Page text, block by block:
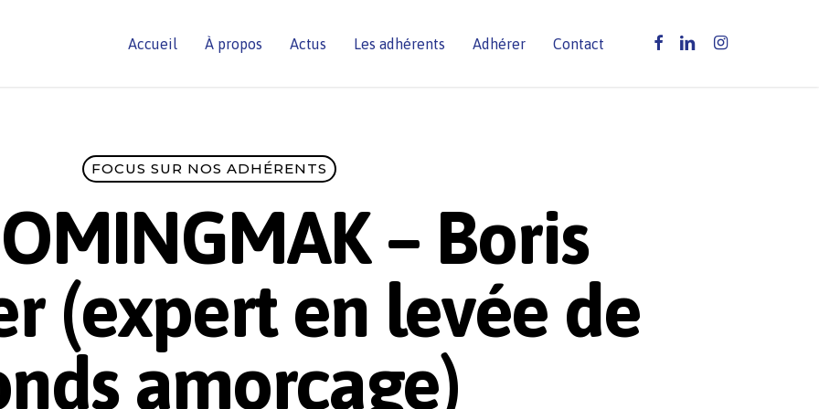
Accueil À propos Actus Les adhérents Adhérer Contact facebooklinkedininstagram
FOCUS SUR NOS ADHÉRENTS
– Boris
(expert en levée de
amorçage)